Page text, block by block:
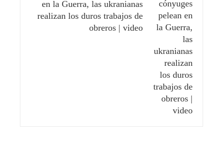
en la Guerra, las ukranianas
realizan los duros trabajos de
obreros | video